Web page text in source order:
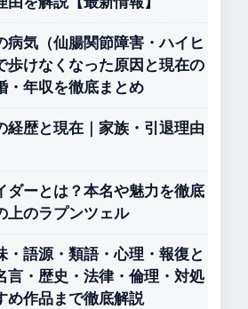
病気（仙腸関節障害・ハイヒ
歩けなくなった原因と現在の
・年収を徹底まとめ
経歴と現在｜家族・引退理由
ダーとは？本名や魅力を徹底
上のラプンツェル
・語源・類語・心理・報復と
言・歴史・法律・倫理・対処
め作品まで徹底解説